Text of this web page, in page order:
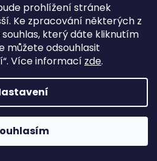
prohlížení stránek
Ke zpracování některých z
který dáte kliknutím
můžete odsouhlasit
“. Více informací zde.